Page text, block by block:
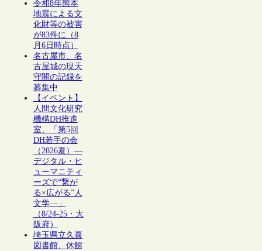
令和8年熊本
地震による文
化財等の被害
が83件に（8
月6日時点）
名古屋市、名
古屋城の現天
守閣の記録を
募集中
【イベント】
人間文化研究
機構DH推進
室、「第5回
DH若手の会
（2026夏）―
デジタル・ヒ
ューマニティ
ーズで“繋が
る×広がる”人
文学―」
（8/24-25・大
阪府）
埼玉県立久喜
図書館、休館